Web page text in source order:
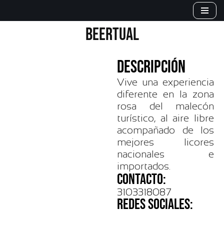
BEERTUAL
DESCRIPCIÓN
Vive una experiencia
diferente en la zona
rosa del malecón
turístico, al aire libre
acompañado de los
mejores licores
nacionales e
importados.
CONTACTO:
3103318087
REDES SOCIALES: